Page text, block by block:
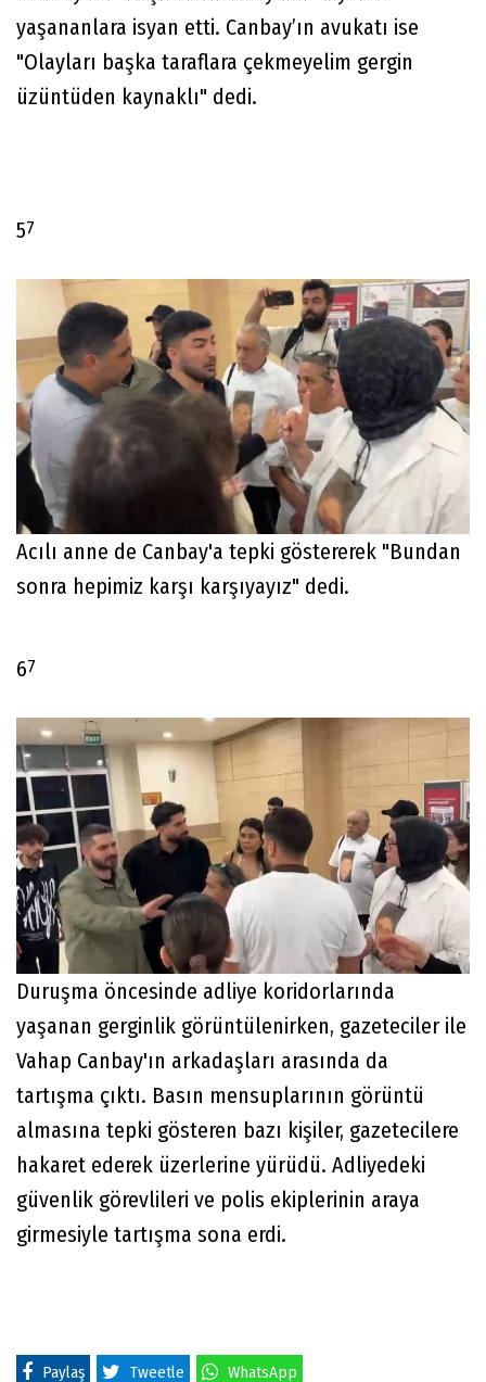
4
Canbay ise "Keşke ben ölseydim" diyerek
"Olayları başka taraflara çekmeyelim gergin
üzüntüden kaynaklı" dedi.
57
Acılı anne de Canbay'a tepki göstererek "Bundan
sonra hepimiz karşı karşıyayız" dedi.
67
Duruşma öncesinde adliye koridorlarında
yaşanan gerginlik görüntülenirken, gazeteciler ile
almasına tepki gösteren bazı kişiler, gazetecilere